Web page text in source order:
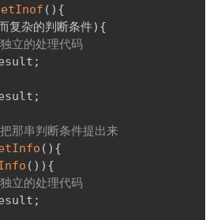
( ) {
复杂的判断条件) {
立的处理代码
;
;
那串判断条件提出来
( ) {
( ) ) {
立的处理代码
;